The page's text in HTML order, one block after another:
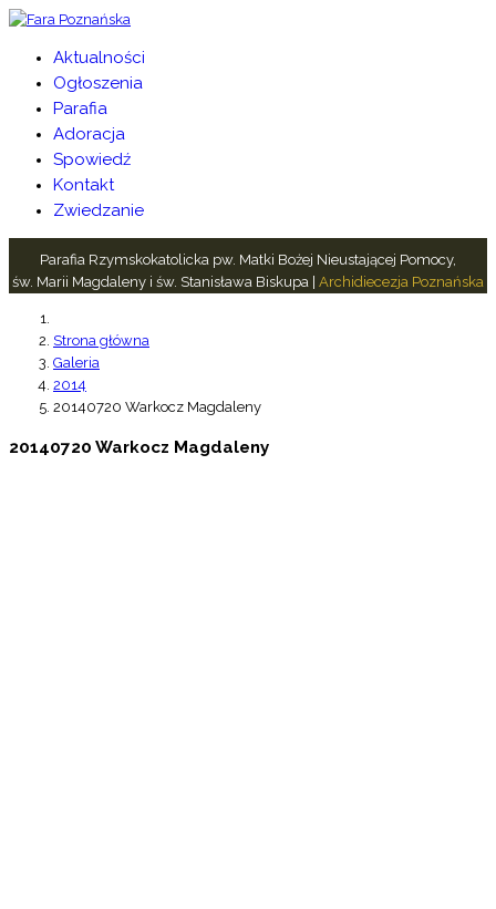
Aktualności
Ogłoszenia
Parafia
Adoracja
Spowiedź
Kontakt
Zwiedzanie
Parafia Rzymskokatolicka pw. Matki Bożej Nieustającej Pomocy,
św. Marii Magdaleny i św. Stanisława Biskupa | Archidiecezja Poznańska
Strona główna
Galeria
2014
20140720 Warkocz Magdaleny
20140720 Warkocz Magdaleny